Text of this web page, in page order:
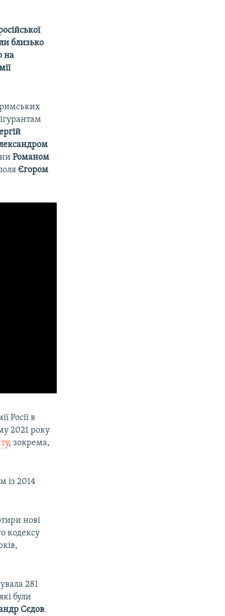
близько
на
Романом
Єгором
Росії в
2021 року
, зокрема,
із 2014
нові
кодексу
281
були
Сєдов.